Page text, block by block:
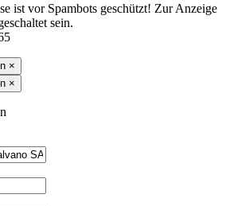
ist vor Spambots geschützt! Zur Anzeige
sein.
×
×